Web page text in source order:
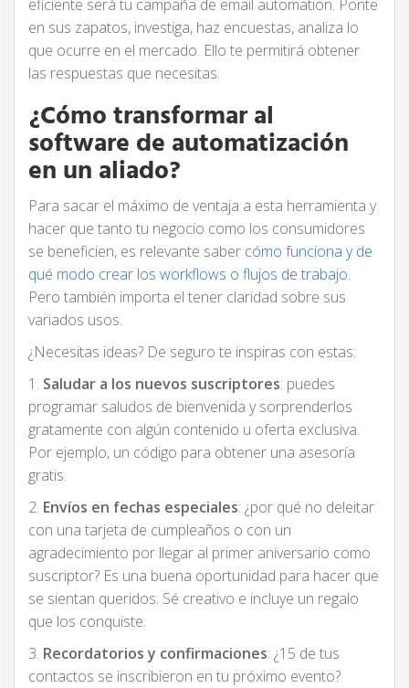
eficiente será tu campaña de email automation. Ponte
en sus zapatos, investiga, haz encuestas, analiza lo
que ocurre en el mercado. Ello te permitirá obtener
las respuestas que necesitas.
¿Cómo transformar al
software de automatización
en un aliado?
Para sacar el máximo de ventaja a esta herramienta y
hacer que tanto tu negocio como los consumidores
se beneficien, es relevante saber cómo funciona y de
qué modo crear los workflows o flujos de trabajo.
Pero también importa el tener claridad sobre sus
variados usos.
¿Necesitas ideas? De seguro te inspiras con estas:
1. Saludar a los nuevos suscriptores: puedes
programar saludos de bienvenida y sorprenderlos
gratamente con algún contenido u oferta exclusiva.
Por ejemplo, un código para obtener una asesoría
gratis.
2. Envíos en fechas especiales: ¿por qué no deleitar
con una tarjeta de cumpleaños o con un
agradecimiento por llegar al primer aniversario como
suscriptor? Es una buena oportunidad para hacer que
se sientan queridos. Sé creativo e incluye un regalo
que los conquiste.
3. Recordatorios y confirmaciones: ¿15 de tus
contactos se inscribieron en tu próximo evento?